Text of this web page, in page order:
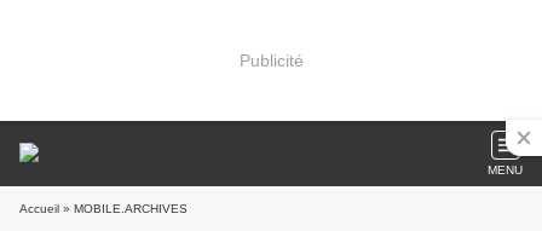
Publicité
MENU
Accueil » MOBILE.ARCHIVES